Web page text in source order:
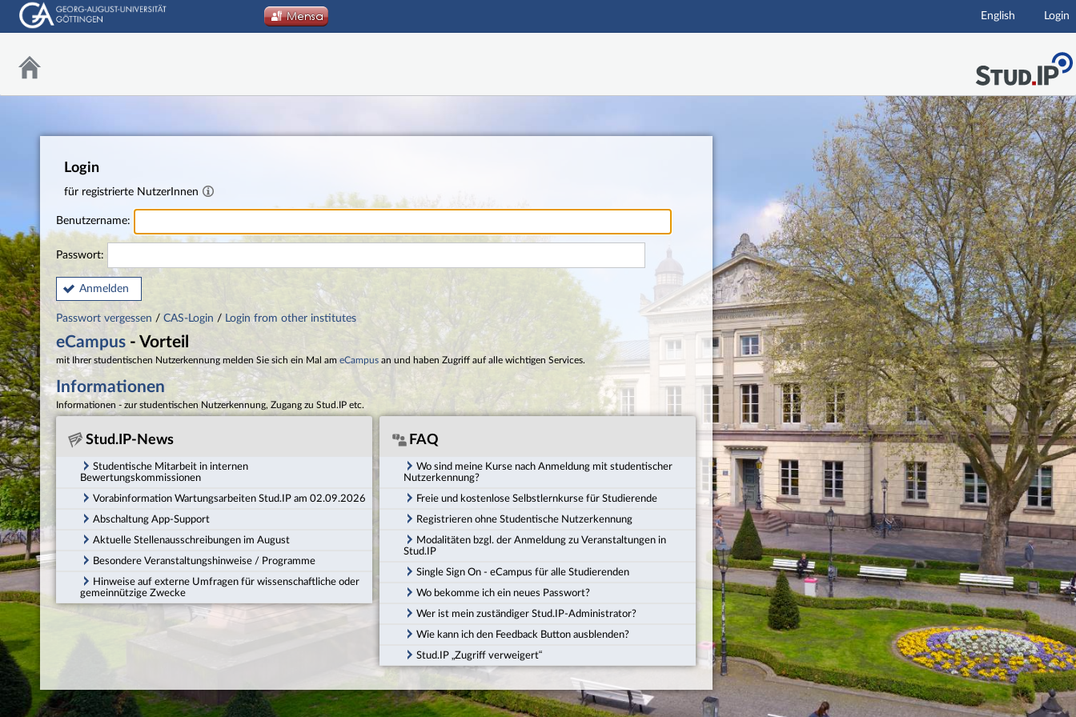
Hauptnavigation
English Login
Login
für registrierte NutzerInnen
Benutzername:
Passwort:
Anmelden
Passwort vergessen / CAS-Login / Login from other institutes
eCampus - Vorteil
mit Ihrer studentischen Nutzerkennung melden Sie sich ein Mal am eCampus an und haben Zugriff auf alle wichtigen Services.
Informationen
Informationen - zur studentischen Nutzerkennung, Zugang zu Stud.IP etc.
Stud.IP-News
Studentische Mitarbeit in internen
Bewertungskommissionen
Vorabinformation Wartungsarbeiten Stud.IP am 02.09.2026
Abschaltung App-Support
Aktuelle Stellenausschreibungen im August
Besondere Veranstaltungshinweise / Programme
Hinweise auf externe Umfragen für wissenschaftliche oder
gemeinnützige Zwecke
FAQ
Wo sind meine Kurse nach Anmeldung mit studentischer
Nutzerkennung?
Freie und kostenlose Selbstlernkurse für Studierende
Registrieren ohne Studentische Nutzerkennung
Modalitäten bzgl. der Anmeldung zu Veranstaltungen in
Stud.IP
Single Sign On - eCampus für alle Studierenden
Wo bekomme ich ein neues Passwort?
Wer ist mein zuständiger Stud.IP-Administrator?
Wie kann ich den Feedback Button ausblenden?
Stud.IP „Zugriff verweigert“